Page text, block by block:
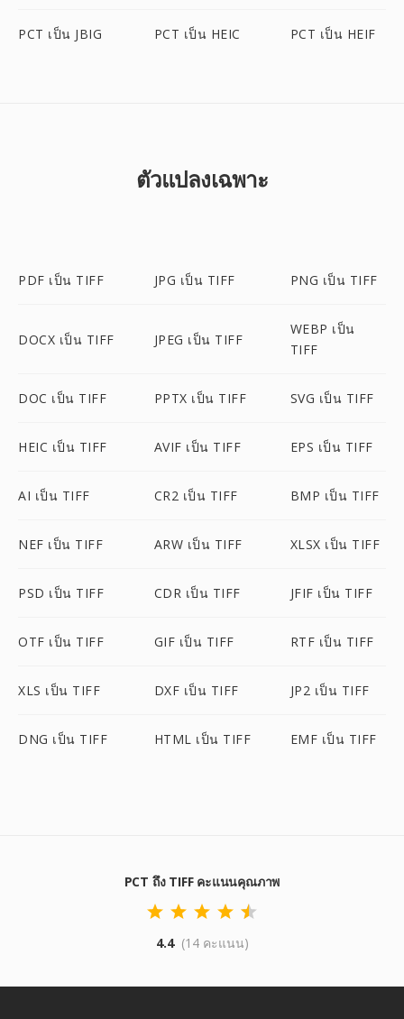
PCT เป็น JBIG PCT เป็น HEIC PCT เป็น HEIF
ตัวแปลงเฉพาะ
PDF เป็น TIFF JPG เป็น TIFF PNG เป็น TIFF
DOCX เป็น TIFF JPEG เป็น TIFF
WEBP เป็น
TIFF
DOC เป็น TIFF PPTX เป็น TIFF SVG เป็น TIFF
HEIC เป็น TIFF AVIF เป็น TIFF EPS เป็น TIFF
AI เป็น TIFF CR2 เป็น TIFF BMP เป็น TIFF
NEF เป็น TIFF ARW เป็น TIFF XLSX เป็น TIFF
PSD เป็น TIFF CDR เป็น TIFF JFIF เป็น TIFF
OTF เป็น TIFF GIF เป็น TIFF RTF เป็น TIFF
XLS เป็น TIFF DXF เป็น TIFF JP2 เป็น TIFF
DNG เป็น TIFF HTML เป็น TIFF EMF เป็น TIFF
PCT ถึง TIFF คะแนนคุณภาพ
4.4 (14 คะแนน)